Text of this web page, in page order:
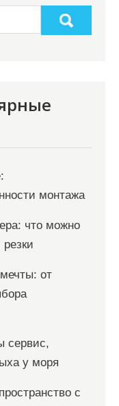
монтажа
что можно
от
сервис,
у моря
с